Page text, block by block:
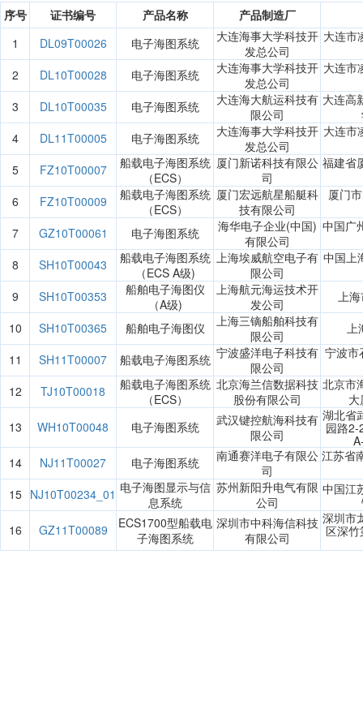
序号 证书编号 产品名称
产品制造厂
1
DL09T00026 电子海图系统
大连海事大学科技开
发总公司
大连市
2 DL10T00028 电子海图系统
大连海事大学科技开
发总公司
大连市
3 DL10T00035 电子海图系统
大连海大航运科技有
限公司
大连高
4
DL11T00005 电子海图系统
大连海事大学科技开
发总公司
大连市
5 FZ10T00007
船载电子海图系统
（ECS）
厦门新诺科技有限公
司
福建省
6 FZ10T00009
船载电子海图系统
（ECS）
厦门宏远航星船艇科
技有限公司
厦门
7 GZ10T00061 电子海图系统
海华电子企业(中国)
有限公司
中国广
8 SH10T00043
船载电子海图系统
（ECS A级)
上海埃威航空电子有
限公司
中国上
9 SH10T00353
船舶电子海图仪
（A级)
上海航元海运技术开
发公司
上
10
SH10T00365 船舶电子海图仪
上海三镝船舶科技有
限公司
上
11
SH11T00007 船载电子海图系统 宁波盛洋电子科技有
限公司
宁波市
12 TJ10T00018
船载电子海图系统
（ECS）
北京海兰信数据科技
股份有限公司
北京市
13
WH10T00048 电子海图系统
武汉键控航海科技有
限公司
湖北省
园路2-
14
NJ11T00027 电子海图系统
南通赛洋电子有限公
司
江苏省
15 NJ10T00234_01 电子海图显示与信
息系统
苏州新阳升电气有限
公司
中国江
16
GZ11T00089
ECS1700型船载电
子海图系统
深圳市中科海信科技
有限公司
深圳市
区深